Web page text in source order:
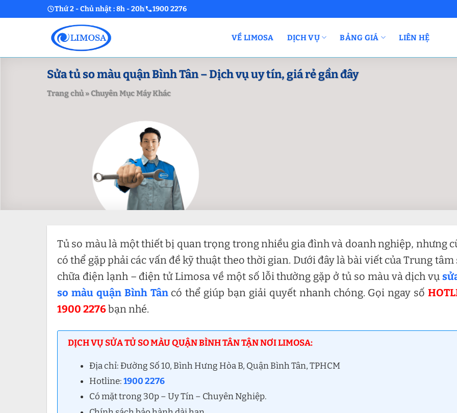
to
Thứ 2 - Chủ nhật : 8h - 20h 1900 2276
VỀ LIMOSA DỊCH VỤ BẢNG GIÁ LIÊN HỆ
Sửa tủ so màu quận Bình Tân – Dịch vụ uy tín, giá rẻ gần đây
Trang chủ»Chuyên Mục Máy Khác
Tủ so màu là một thiết bị quan trọng trong nhiều gia đình và doanh nghiệp, nhưng
có thể gặp phải các vấn đề kỹ thuật theo thời gian. Dưới đây là bài viết của Trung tâm
chữa điện lạnh – điện tử Limosa về một số lỗi thường gặp ở tủ so màu và dịch vụ
so màu quận Bình Tâncó thể giúp bạn giải quyết nhanh chóng. Gọi ngay số
1900 2276bạn nhé.
DỊCH VỤ SỬA TỦ SO MÀU QUẬN BÌNH TÂN TẬN NƠI LIMOSA:
Địa chỉ: Đường Số 10, Bình Hưng Hòa B, Quận Bình Tân, TPHCM
Hotline:1900 2276
Có mặt trong 30p – Uy Tín – Chuyên Nghiệp.